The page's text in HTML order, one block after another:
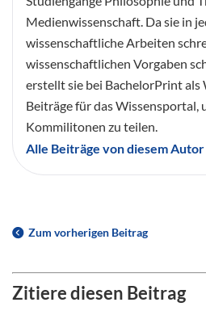
Medienwissenschaft. Da sie in
wissenschaftliche Arbeiten
wissenschaftlichen Vorgaben
erstellt sie bei BachelorPrint
Beiträge für das Wissensportal,
Kommilitonen zu teilen.
Alle Beiträge von diesem
Zum vorherigen Beitrag
Zitiere diesen Beitrag